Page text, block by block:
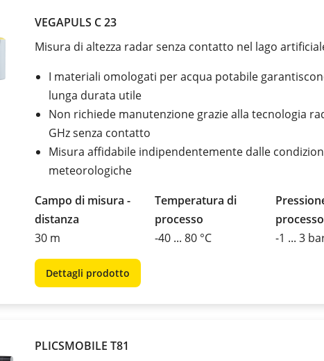
VEGAPULS C 23
Misura di altezza radar senza contatto nel lago
I materiali omologati per acqua potabile
lunga durata utile
Non richiede manutenzione grazie alla tecnologia
GHz senza contatto
Misura affidabile indipendentemente dalle
meteorologiche
Campo di misura -
distanza
30 m
Temperatura di
processo
-40 ... 80 °C
processo
-1 ... 3
Dettagli prodotto
PLICSMOBILE T81